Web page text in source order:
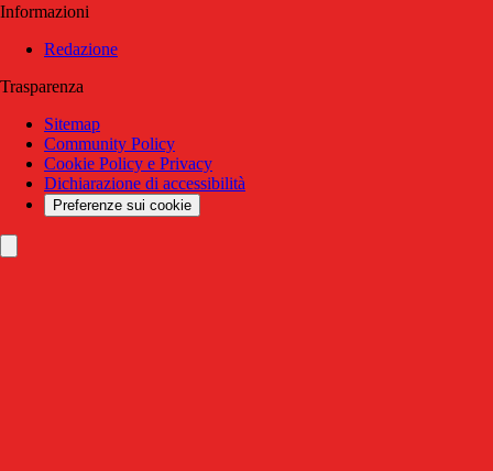
Informazioni
Redazione
Trasparenza
Sitemap
Community Policy
Cookie Policy e Privacy
Dichiarazione di accessibilità
Preferenze sui cookie